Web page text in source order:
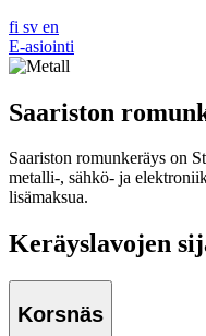
fi sv en
E-asiointi
Saariston
Saariston romunkeräys on
metalli-, sähkö- ja
lisämaksua.
Keräyslavojen
Korsnäs